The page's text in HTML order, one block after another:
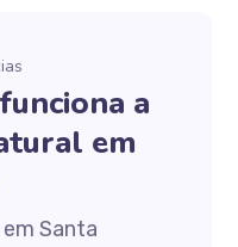
a
em
Santa